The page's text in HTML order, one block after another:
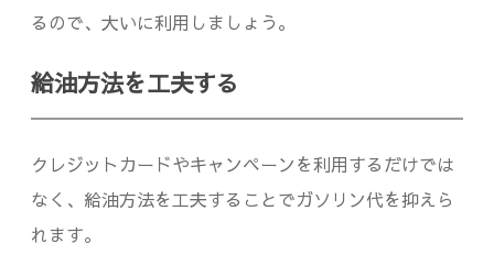
るので、大いに利用しましょう。
給油方法を工夫する
クレジットカードやキャンペーンを利用するだけでは
なく、給油方法を工夫することでガソリン代を抑えら
れます。